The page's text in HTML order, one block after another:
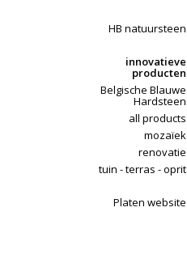
HB natuursteen
innovatieve
producten
Belgische Blauwe
Hardsteen
all products
mozaïek
renovatie
tuin - terras - oprit
Platen website